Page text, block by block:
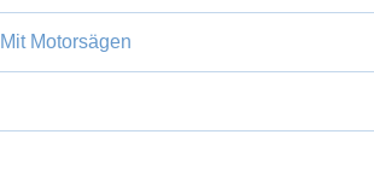
Motorsägen